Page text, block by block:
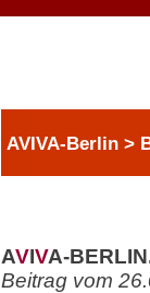
AVIVA-Berlin >
AVIVA-
Beitrag vom